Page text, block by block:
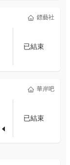
鏢藝社
已結束
華岸吧
已結束